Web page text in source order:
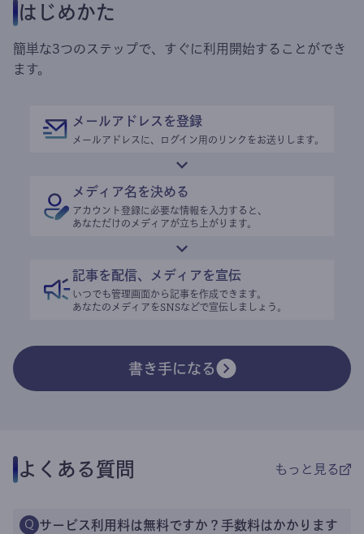
はじめかた
簡単な3つのステップで、すぐに利用開始することができ
ます。
メールアドレスを登録
メールアドレスに、ログイン用のリンクをお送りします。
メディア名を決める
アカウント登録に必要な情報を入力すると、
あなただけのメディアが立ち上がります。
記事を配信、メディアを宣伝
いつでも管理画面から記事を作成できます。
あなたのメディアをSNSなどで宣伝しましょう。
書き手になる
よくある質問 もっと見る
Q サービス利用料は無料ですか？手数料はかかります